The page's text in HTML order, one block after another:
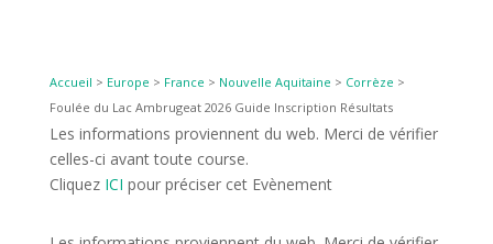
Accueil > Europe > France > Nouvelle Aquitaine > Corrèze >
Foulée du Lac Ambrugeat 2026 Guide Inscription Résultats
Les informations proviennent du web. Merci de vérifier
celles-ci avant toute course.
Cliquez ICI pour préciser cet Evènement